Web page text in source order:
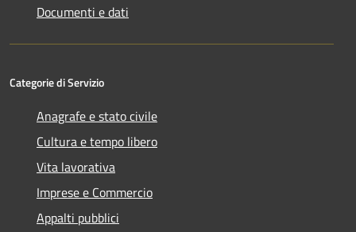
Documenti e dati
Categorie di Servizio
Anagrafe e stato civile
Cultura e tempo libero
Vita lavorativa
Imprese e Commercio
Appalti pubblici